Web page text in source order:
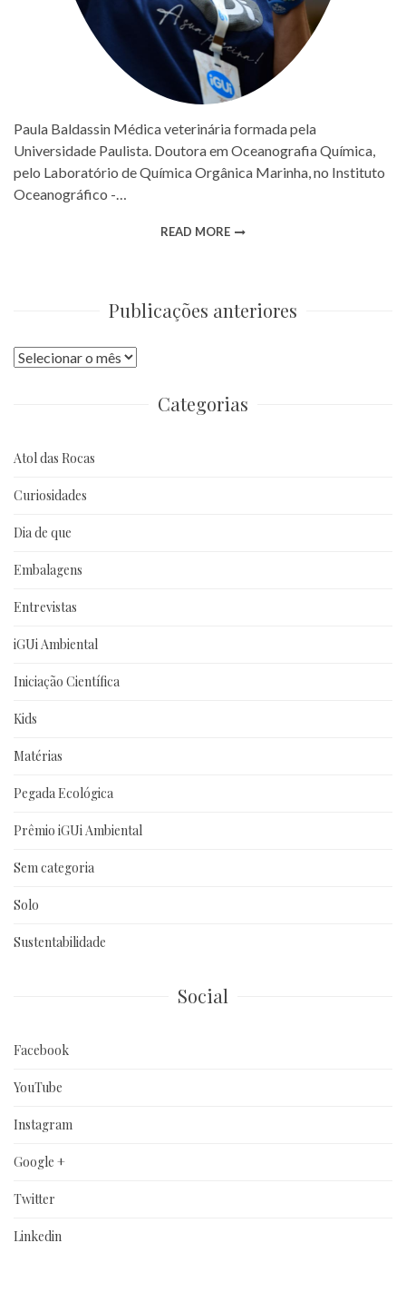
Paula Baldassin Médica veterinária formada pela
Universidade Paulista. Doutora em Oceanografia Química,
pelo Laboratório de Química Orgânica Marinha, no Instituto
Oceanográfico -…
READ MORE
Publicações anteriores
Publicações
Categorias
Atol das Rocas
Curiosidades
Dia de que
Embalagens
Entrevistas
iGUi Ambiental
Iniciação Científica
Kids
Matérias
Pegada Ecológica
Prêmio iGUi Ambiental
Sem categoria
Solo
Sustentabilidade
Social
Facebook
YouTube
Instagram
Google +
Twitter
Linkedin